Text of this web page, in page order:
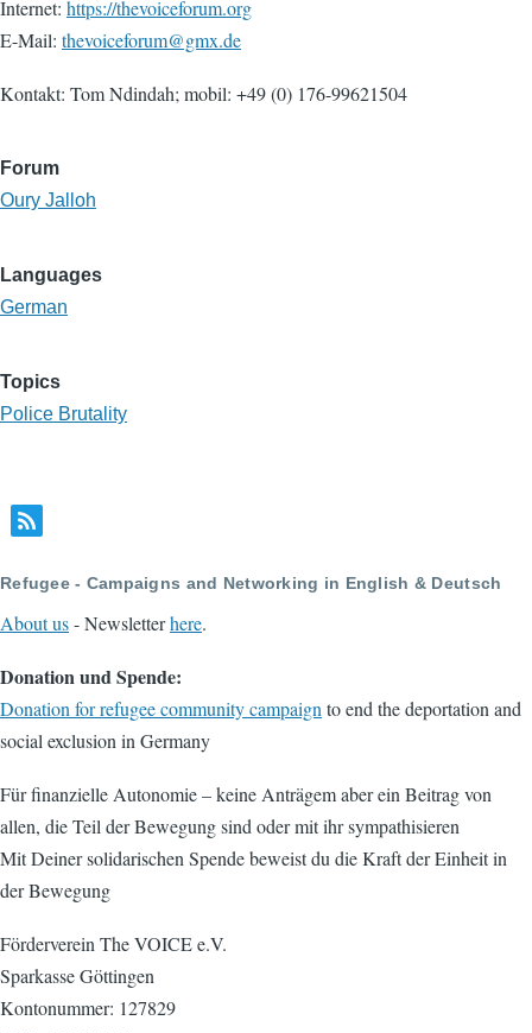
Internet: https://thevoiceforum.org
E-Mail: thevoiceforum@gmx.de
Kontakt: Tom Ndindah; mobil: +49 (0) 176-99621504
Forum
Oury Jalloh
Languages
German
Topics
Police Brutality
Refugee - Campaigns and Networking in English & Deutsch
About us- Newsletterhere.
Donation und Spende:
Donation for refugee community campaignto end the deportation and
social exclusion in Germany
Für finanzielle Autonomie – keine Anträgem aber ein Beitrag von
allen, die Teil der Bewegung sind oder mit ihr sympathisieren
Mit Deiner solidarischen Spende beweist du die Kraft der Einheit in
der Bewegung
Förderverein The VOICE e.V.
Sparkasse Göttingen
Kontonummer: 127829